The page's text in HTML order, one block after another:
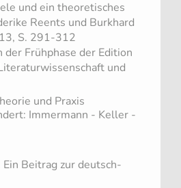
und ein theoretisches
Reents und Burkhard
S. 291-312
Frühphase der Edition
und
und Praxis
Immermann - Keller -
Beitrag zur deutsch-